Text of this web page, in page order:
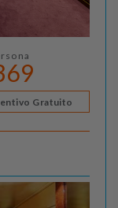
Gratuito